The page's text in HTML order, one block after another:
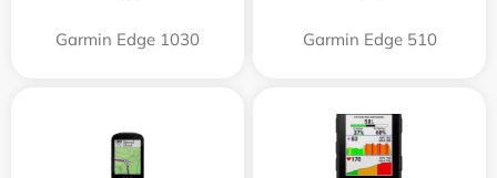
Garmin Edge 1030 Garmin Edge 510